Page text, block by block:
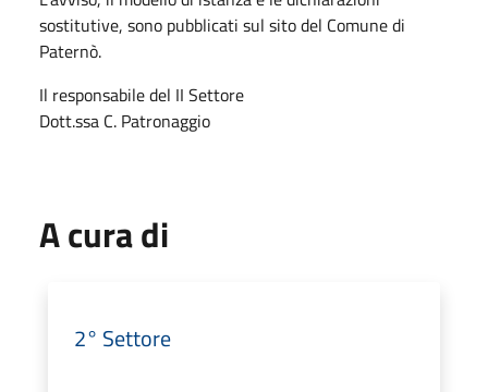
sostitutive, sono pubblicati sul sito del Comune di
Paternò.
Il responsabile del II Settore
Dott.ssa C. Patronaggio
A cura di
2° Settore